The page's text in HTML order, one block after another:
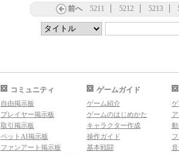
前へ 5211 5212 5213
コミュニティ
自由掲示板
プレイヤー掲示板
取引掲示板
ペットAI掲示板
ファンアート掲示板
ゲームガイド
ゲーム紹介
ゲームのはじめかた
キャラクター作成
操作ガイド
基本戦闘